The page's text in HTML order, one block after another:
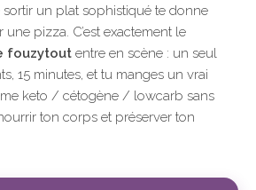
sortir un plat sophistiqué te donne
pizza. C’est exactement le
fouzytout entre en scène : un seul
15 minutes, et tu manges un vrai
keto / cétogène / lowcarb sans
ton corps et préserver ton